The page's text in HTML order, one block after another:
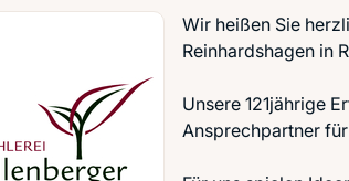
Wir heißen Sie
Reinhardshagen in
Unsere 121jährige
Ansprechpartner